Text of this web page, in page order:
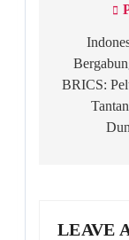
BRICS:
LEAVE